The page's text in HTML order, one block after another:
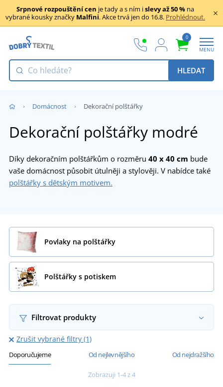
Srpnové rozpouštění cen je tady a s ním islevy až 50 % na
vybrané kousky značky Malfini. Akce trvá jen do 16.8. Prohlédnout.
0
MENU
HLEDAT
Domácnost Dekorační polštářky
Dekorační polštářky modré
Díky dekoračním polštářkům o rozměru 40 x 40 cm bude
vaše domácnost působit útulněji a stylověji. V nabídce také
polštářky s dětským motivem.
Povlaky na polštářky
Polštářky s potiskem
Filtrovat produkty
Zrušit vybrané filtry (1)
Doporučujeme Od nejlevnějšího Od nejdražšího
Zobrazuji 1-4 z 4